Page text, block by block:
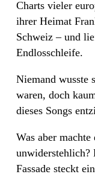
Charts vieler
ihrer Heimat
Schweiz – und
Endlosschleife.
Niemand wusste
waren, doch
dieses Songs
Was aber
unwiderstehlich?
Fassade steckt